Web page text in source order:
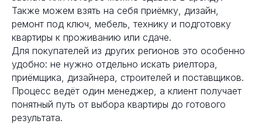
Также можем взять на себя приёмку, дизайн,
ремонт под ключ, мебель, технику и подготовку
квартиры к проживанию или сдаче.
Для покупателей из других регионов это особенно
удобно: не нужно отдельно искать риелтора,
приёмщика, дизайнера, строителей и поставщиков.
Процесс ведёт один менеджер, а клиент получает
понятный путь от выбора квартиры до готового
результата.